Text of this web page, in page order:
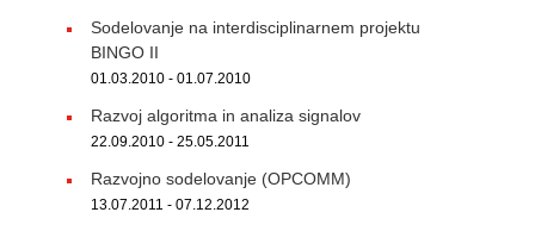
Sodelovanje na interdisciplinarnem projektu
BINGO II
01.03.2010 - 01.07.2010
Razvoj algoritma in analiza signalov
22.09.2010 - 25.05.2011
Razvojno sodelovanje (OPCOMM)
13.07.2011 - 07.12.2012